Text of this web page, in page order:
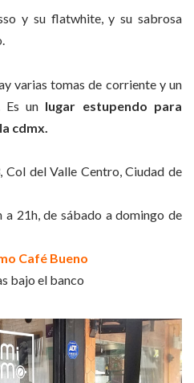
y su flatwhite, y su sabrosa
varias tomas de corriente y un
Es un lugar estupendo para
cdmx.
del Valle Centro, Ciudad de
a 21h, de sábado a domingo de
Café Bueno
bajo el banco